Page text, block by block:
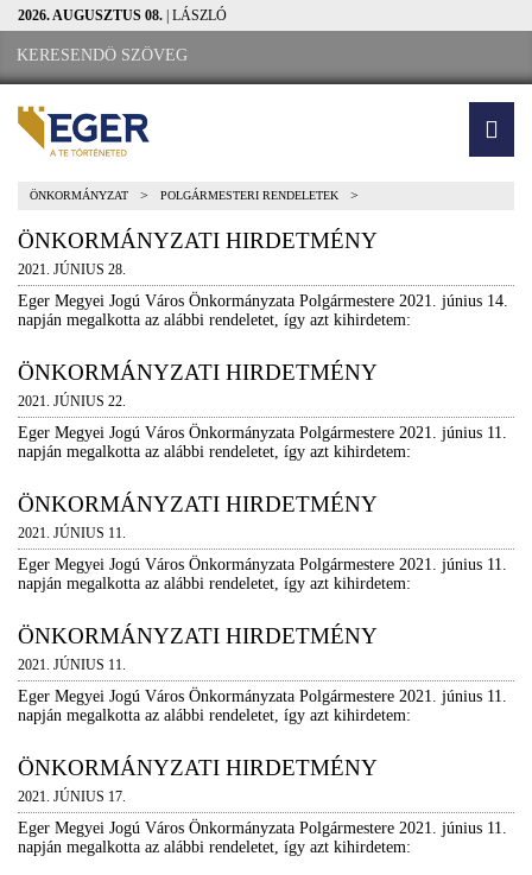
2026. AUGUSZTUS 08. | LÁSZLÓ
ÖNKORMÁNYZAT > POLGÁRMESTERI RENDELETEK >
ÖNKORMÁNYZATI HIRDETMÉNY
2021. JÚNIUS 28.
Eger Megyei Jogú Város Önkormányzata Polgármestere 2021. június 14.
napján megalkotta az alábbi rendeletet, így azt kihirdetem:
ÖNKORMÁNYZATI HIRDETMÉNY
2021. JÚNIUS 22.
Eger Megyei Jogú Város Önkormányzata Polgármestere 2021. június 11.
napján megalkotta az alábbi rendeletet, így azt kihirdetem:
ÖNKORMÁNYZATI HIRDETMÉNY
2021. JÚNIUS 11.
Eger Megyei Jogú Város Önkormányzata Polgármestere 2021. június 11.
napján megalkotta az alábbi rendeletet, így azt kihirdetem:
ÖNKORMÁNYZATI HIRDETMÉNY
2021. JÚNIUS 11.
Eger Megyei Jogú Város Önkormányzata Polgármestere 2021. június 11.
napján megalkotta az alábbi rendeletet, így azt kihirdetem:
ÖNKORMÁNYZATI HIRDETMÉNY
2021. JÚNIUS 17.
Eger Megyei Jogú Város Önkormányzata Polgármestere 2021. június 11.
napján megalkotta az alábbi rendeletet, így azt kihirdetem: